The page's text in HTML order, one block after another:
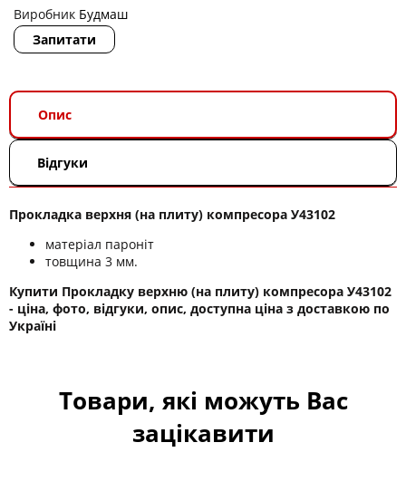
Виробник Будмаш
Запитати
Опис
Відгуки
Прокладка верхня (на плиту) компресора У43102
матеріал пароніт
товщина 3 мм.
Купити Прокладку верхню (на плиту) компресора У43102
- ціна, фото, відгуки, опис, доступна ціна з доставкою по
Україні
Товари, які можуть Вас
зацікавити